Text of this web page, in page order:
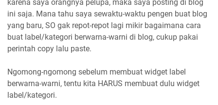
karena saya orangnya pelupa, maka saya posting di blog
ini saja. Mana tahu saya sewaktu-waktu pengen buat blog
yang baru, SO gak repot-repot lagi mikir bagaimana cara
buat label/kategori berwarna-warni di blog, cukup pakai
perintah copy lalu paste.
Ngomong-ngomong sebelum membuat widget label
berwarna-warni, tentu kita HARUS membuat dulu widget
label/kategori.